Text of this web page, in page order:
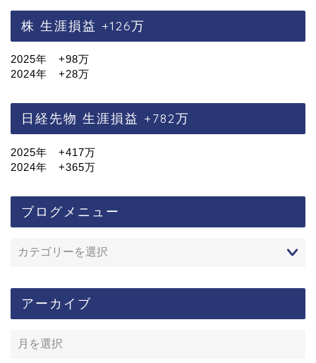
株 生涯損益 +126万
2025年 +98万
2024年 +28万
日経先物 生涯損益 +782万
2025年 +417万
2024年 +365万
ブログメニュー
アーカイブ